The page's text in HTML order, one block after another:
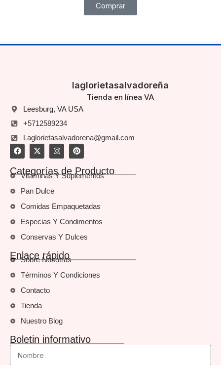
Comprar
laglorietasalvadoreña
Tienda en línea VA
Leesburg, VA USA
+5712589234
Laglorietasalvadorena@gmail.com
Categorías de Producto
Vitaminas Y Suplementos
Pan Dulce
Comidas Empaquetadas
Especias Y Condimentos
Conservas Y Dulces
Enlace rápido
Sobre Nosotras
Términos Y Condiciones
Contacto
Tienda
Nuestro Blog
Boletin informativo